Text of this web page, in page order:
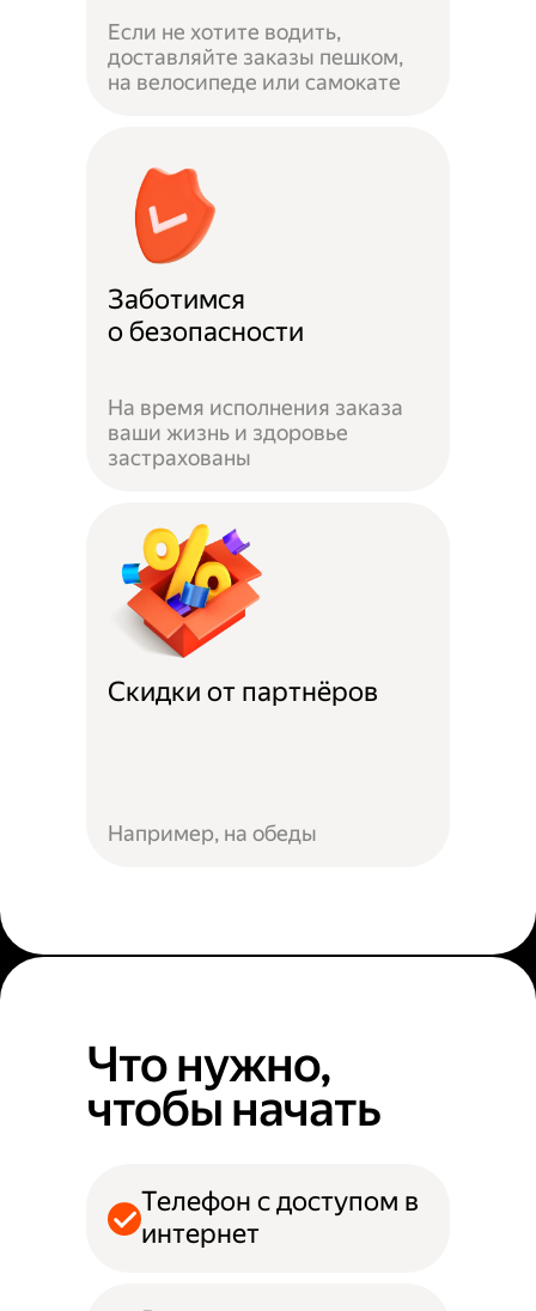
Если не хотите водить,
доставляйте заказы пешком,
на велосипеде или самокате
Заботимся
о безопасности
На время исполнения заказа
ваши жизнь и здоровье
застрахованы
Скидки от партнёров
Например, на обеды
Что нужно,
чтобы начать
Телефон с доступом в
интернет